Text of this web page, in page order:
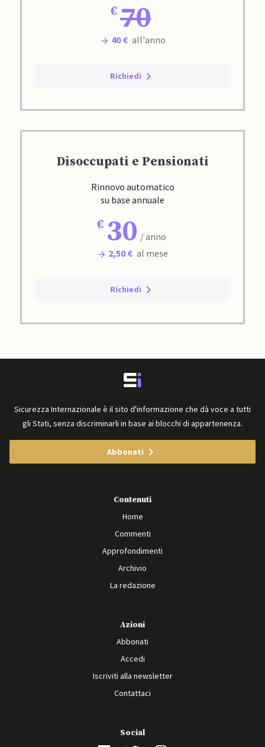
70
40 € all'anno
Richiedi
Disoccupati e Pensionati
Rinnovo automatico
su base annuale
30 / anno
2,50 € al mese
Richiedi
Sicurezza Internazionale è il sito d'informazione che dà voce a tutti
gli Stati, senza discriminarli in base ai blocchi di appartenenza.
Abbonati
Contenuti
Home
Commenti
Approfondimenti
Archivio
La redazione
Azioni
Abbonati
Accedi
Iscriviti alla newsletter
Contattaci
Social